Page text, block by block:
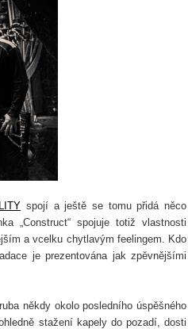
spojí a ještě se tomu přidá něco
„Construct“ spojuje totiž vlastnosti
a vcelku chytlavým feelingem. Kdo
je prezentována jak zpěvnějšími
někdy okolo posledního úspěšného
stažení kapely do pozadí, dosti